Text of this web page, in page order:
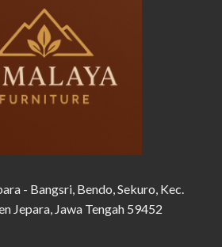
- Bangsri, Bendo, Sekuro, Kec.
Jepara, Jawa Tengah 59452